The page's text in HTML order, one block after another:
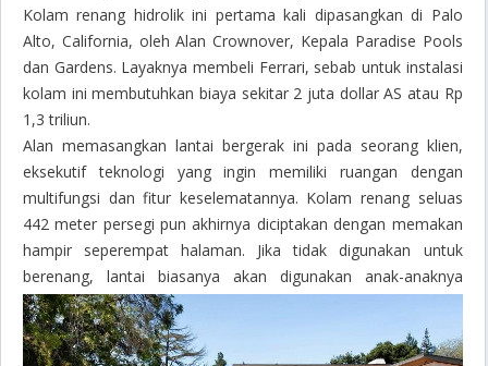
Kolam renang hidrolik ini pertama kali dipasangkan di Palo
Alto, California, oleh Alan Crownover, Kepala Paradise Pools
dan Gardens. Layaknya membeli Ferrari, sebab untuk instalasi
kolam ini membutuhkan biaya sekitar 2 juta dollar AS atau Rp
1,3 triliun.
Alan memasangkan lantai bergerak ini pada seorang klien,
eksekutif teknologi yang ingin memiliki ruangan dengan
multifungsi dan fitur keselematannya. Kolam renang seluas
442 meter persegi pun akhirnya diciptakan dengan memakan
hampir seperempat halaman. Jika tidak digunakan untuk
berenang, lantai biasanya akan digunakan anak-anaknya
untuk mengendarai skuter.